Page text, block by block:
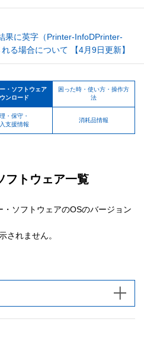
果に英字（Printer-InfoDPrinter-
る場合について 【4月9日更新】
・ソフトウェア
ンロード
困った時・使い方・操作方
法
・保守・
支援情報
消耗品情報
フトウェア一覧
ソフトウェアのOSのバージョン
されません。